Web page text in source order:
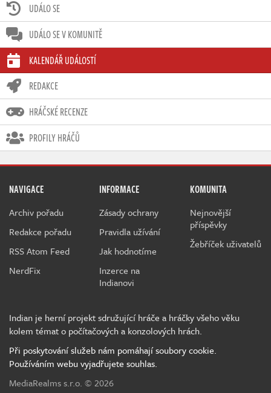
UDÁLO SE
UDÁLO SE V KOMUNITĚ
KALENDÁŘ UDÁLOSTÍ
REDAKCE
HRÁČSKÉ RECENZE
PROFILY HRÁČŮ
NAVIGACE
Archiv pořadu
Redakce pořadu
RSS Atom Feed
NerdFix
INFORMACE
Zásady ochrany
Pravidla užívání
Jak hodnotíme
Inzerce na
Indianovi
KOMUNITA
Nejnovější
příspěvky
Žebříček uživatelů
Indian je herní projekt sdružující hráče a hráčky všeho věku
kolem témat o počítačových a konzolových hrách.
Při poskytování služeb nám pomáhají soubory cookie.
Používáním webu vyjadřujete souhlas.
MediaRealms s.r.o. © 2026